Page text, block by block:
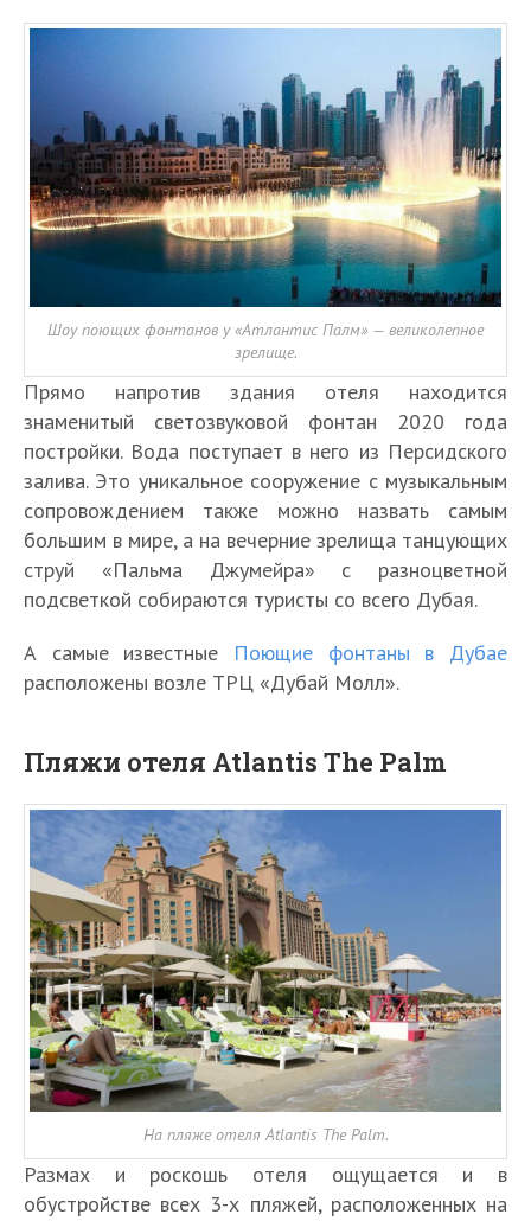
Шоу поющих фонтанов у «Атлантис Палм» — великолепное
зрелище.
Прямо напротив здания отеля находится
знаменитый светозвуковой фонтан 2020 года
постройки. Вода поступает в него из Персидского
залива. Это уникальное сооружение с музыкальным
сопровождением также можно назвать самым
большим в мире, а на вечерние зрелища танцующих
струй «Пальма Джумейра» с разноцветной
подсветкой собираются туристы со всего Дубая.
А самые известные Поющие фонтаны в Дубае
расположены возле ТРЦ «Дубай Молл».
Пляжи отеля Atlantis The Palm
На пляже отеля Atlantis The Palm.
Размах и роскошь отеля ощущается и в
обустройстве всех 3-х пляжей, расположенных на